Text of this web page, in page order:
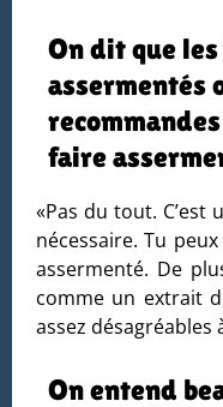
On dit que
assermentés
faire
«Pas du tout. C’est
nécessaire. Tu
assermenté. De
comme un extrait
assez désagréables
On entend